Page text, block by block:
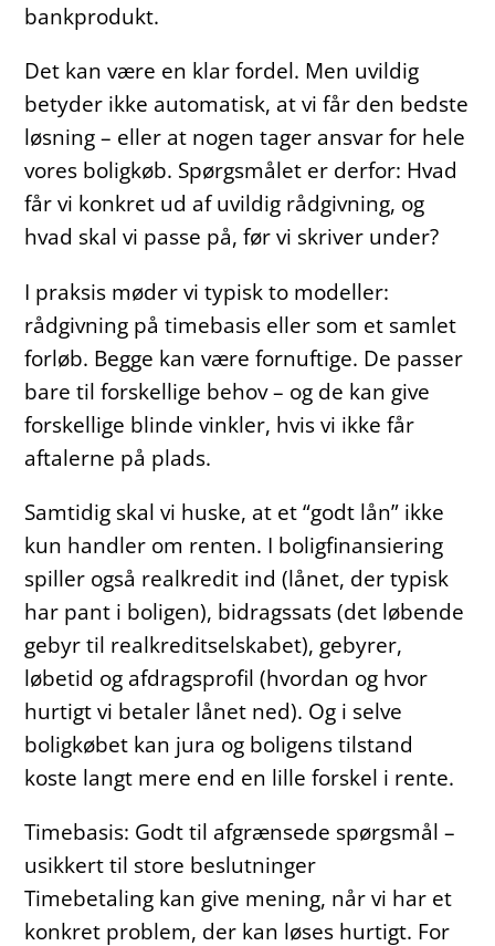
bankprodukt.
Det kan være en klar fordel. Men uvildig
betyder ikke automatisk, at vi får den bedste
løsning – eller at nogen tager ansvar for hele
vores boligkøb. Spørgsmålet er derfor: Hvad
får vi konkret ud af uvildig rådgivning, og
hvad skal vi passe på, før vi skriver under?
I praksis møder vi typisk to modeller:
rådgivning på timebasis eller som et samlet
forløb. Begge kan være fornuftige. De passer
bare til forskellige behov – og de kan give
forskellige blinde vinkler, hvis vi ikke får
aftalerne på plads.
Samtidig skal vi huske, at et “godt lån” ikke
kun handler om renten. I boligfinansiering
spiller også realkredit ind (lånet, der typisk
har pant i boligen), bidragssats (det løbende
gebyr til realkreditselskabet), gebyrer,
løbetid og afdragsprofil (hvordan og hvor
hurtigt vi betaler lånet ned). Og i selve
boligkøbet kan jura og boligens tilstand
koste langt mere end en lille forskel i rente.
Timebasis: Godt til afgrænsede spørgsmål –
usikkert til store beslutninger
Timebetaling kan give mening, når vi har et
konkret problem, der kan løses hurtigt. For